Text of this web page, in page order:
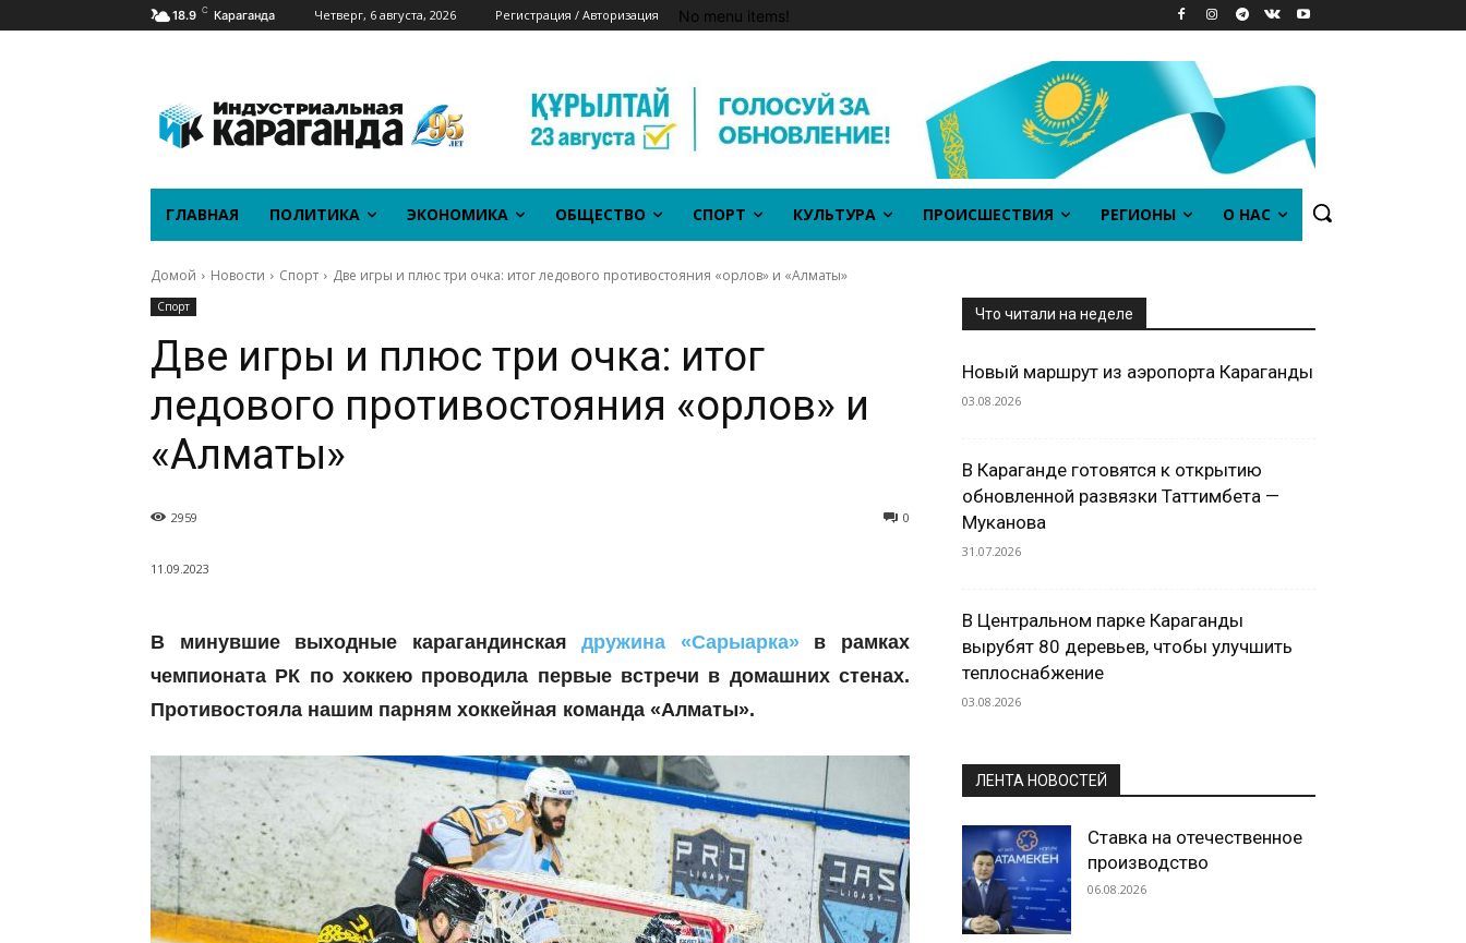
18.9 C Караганда Четверг, 6 августа, 2026 Регистрация / Авторизация No menu items!
ГЛАВНАЯ ПОЛИТИКА ЭКОНОМИКА ОБЩЕСТВО СПОРТ КУЛЬТУРА ПРОИСШЕСТВИЯ РЕГИОНЫ О НАС
Домой Новости Спорт Две игры и плюс три очка: итог ледового противостояния «орлов» и «Алматы»
Спорт
Две игры и плюс три очка: итог
ледового противостояния «орлов» и
«Алматы»
0
2959
11.09.2023
В минувшие выходные карагандинскаядружина «Сарыарка»в рамках
чемпионата РК по хоккею проводила первые встречи в домашних стенах.
Противостояла нашим парням хоккейная команда «Алматы».
Что читали на неделе
Новый маршрут из аэропорта Караганды
03.08.2026
В Караганде готовятся к открытию
обновленной развязки Таттимбета —
Муканова
31.07.2026
В Центральном парке Караганды
вырубят 80 деревьев, чтобы улучшить
теплоснабжение
03.08.2026
ЛЕНТА НОВОСТЕЙ
Ставка на отечественное
производство
06.08.2026